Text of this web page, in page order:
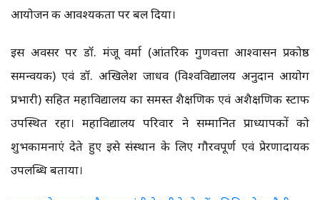
आयोजन की आवश्यकता पर बल दिया।
इस अवसर पर डॉ. मंजू वर्मा (आंतरिक गुणवत्ता आश्वासन प्रकोष्ठ
समन्वयक) एवं डॉ. अखिलेश जाधव (विश्वविद्यालय अनुदान आयोग
प्रभारी) सहित महाविद्यालय का समस्त शैक्षणिक एवं अशैक्षणिक स्टाफ
उपस्थित रहा। महाविद्यालय परिवार ने सम्मानित प्राध्यापकों को
शुभकामनाएं देते हुए इसे संस्थान के लिए गौरवपूर्ण एवं प्रेरणादायक
उपलब्धि बताया।